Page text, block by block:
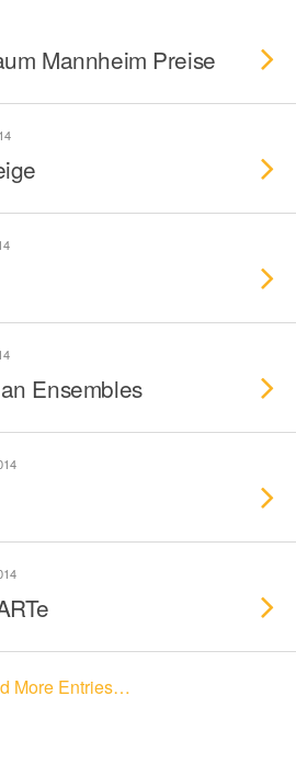
Mannheim Preise
Ensembles
More Entries…